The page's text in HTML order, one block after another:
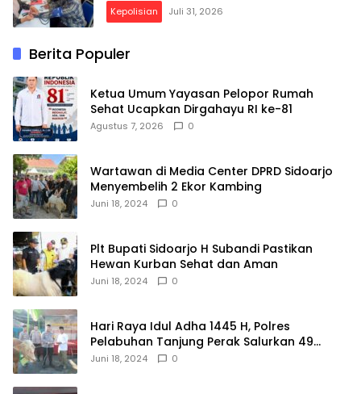
Kepolisian Juli 31, 2026
Berita Populer
Ketua Umum Yayasan Pelopor Rumah
Sehat Ucapkan Dirgahayu RI ke-81
Agustus 7, 2026 0
Wartawan di Media Center DPRD Sidoarjo
Menyembelih 2 Ekor Kambing
Juni 18, 2024 0
Plt Bupati Sidoarjo H Subandi Pastikan
Hewan Kurban Sehat dan Aman
Juni 18, 2024 0
Hari Raya Idul Adha 1445 H, Polres
Pelabuhan Tanjung Perak Salurkan 49
Hewan Korban.
Juni 18, 2024 0